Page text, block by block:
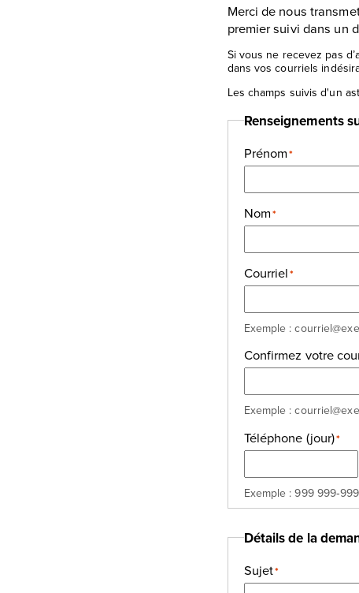
Merci de nous
premier suivi dans un
Si vous ne recevez pas
dans vos courriels
Les champs suivis d'un
Renseignements
Prénom*
Nom*
Courriel*
Exemple :
Confirmez votre
Exemple :
Téléphone (jour)*
Exemple : 999
Détails de la
Sujet*